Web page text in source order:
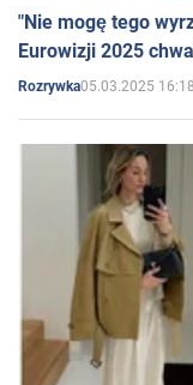
"Nie mogę tego
Eurowizji 2025
Rozrywka05.03.2025 16:18